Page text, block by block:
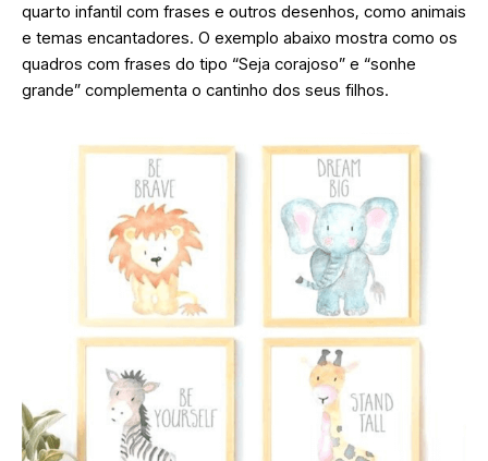
quarto infantil com frases e outros desenhos, como animais
e temas encantadores. O exemplo abaixo mostra como os
quadros com frases do tipo “Seja corajoso” e “sonhe
grande” complementa o cantinho dos seus filhos.